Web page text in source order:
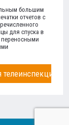
большим
отчетов с
для спуска в
переносными